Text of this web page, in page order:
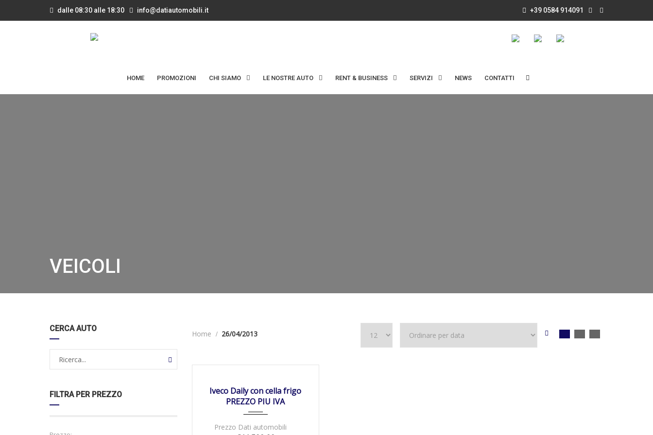
dalle 08:30 alle 18:30 info@datiautomobili.it +39 0584 914091
HOME PROMOZIONI CHI SIAMO LE NOSTRE AUTO RENT & BUSINESS SERVIZI NEWS CONTATTI
VEICOLI
CERCA AUTO
FILTRA PER PREZZO
Home 26/04/2013
Iveco Daily con cella frigo
PREZZO PIU IVA
Prezzo Dati automobili